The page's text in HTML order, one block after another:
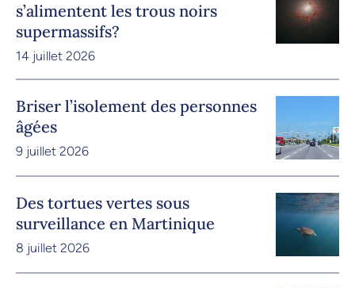
s’alimentent les trous noirs
supermassifs?
14 juillet 2026
Briser l’isolement des personnes
âgées
9 juillet 2026
Des tortues vertes sous
surveillance en Martinique
8 juillet 2026